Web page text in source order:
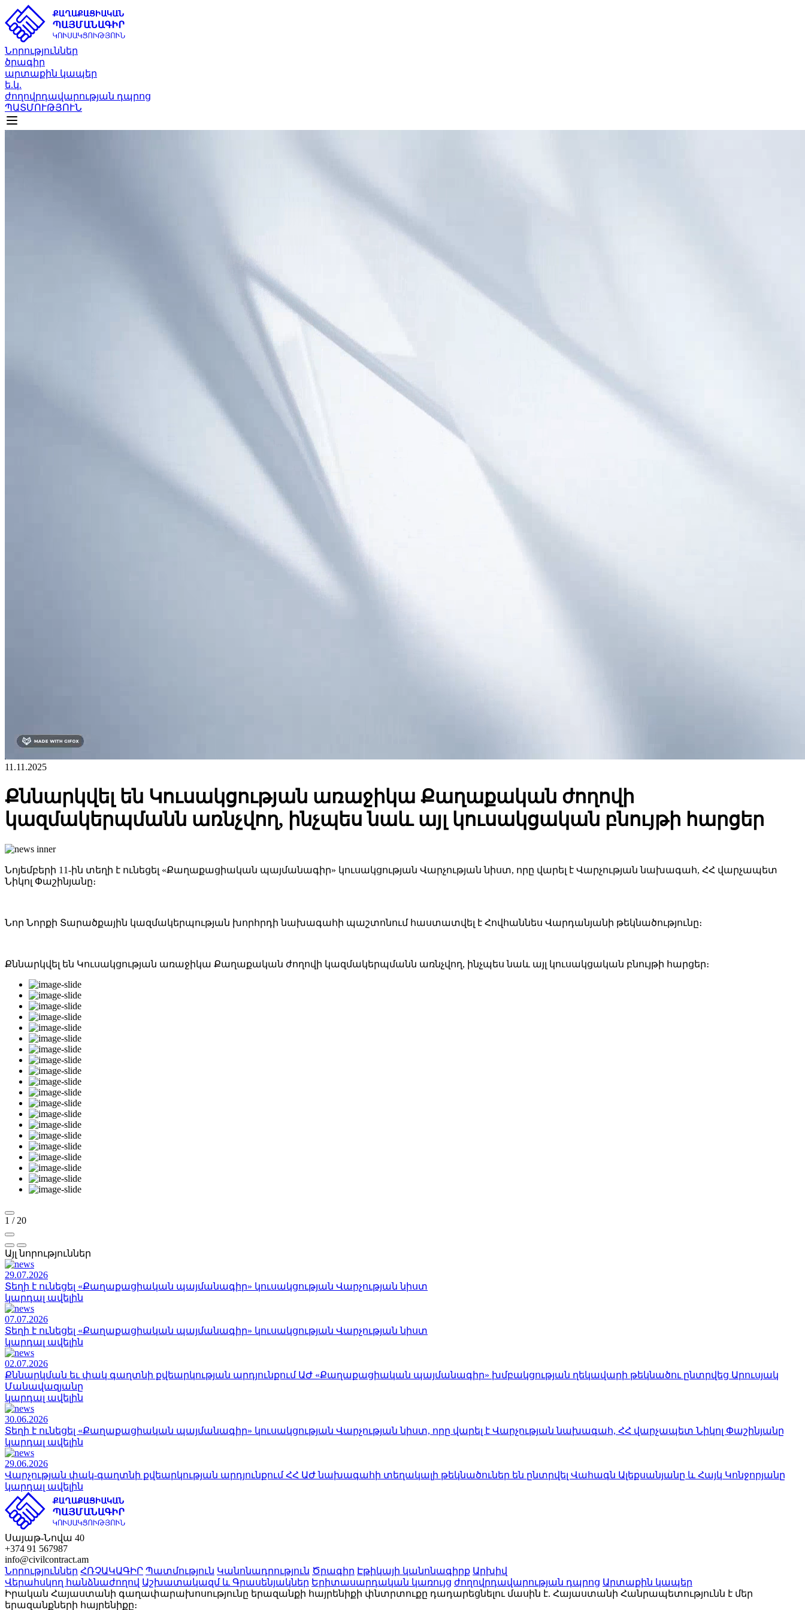
Նորություններ
ծրագիր
արտաքին կապեր
ե.կ.
ժողովրդավարության դպրոց
ՊԱՏՄՈՒԹՅՈՒՆ
11.11.2025
Քննարկվել են Կուսակցության առաջիկա Քաղաքական ժողովի
կազմակերպմանն առնչվող, ինչպես նաև այլ կուսակցական բնույթի հարցեր
Նոյեմբերի 11-ին տեղի է ունեցել «Քաղաքացիական պայմանագիր» կուսակցության Վարչության նիստ, որը վարել է Վարչության նախագահ, ՀՀ վարչապետ
Նիկոլ Փաշինյանը։
Նոր Նորքի Տարածքային կազմակերպության խորհրդի նախագահի պաշտոնում հաստատվել է Հովհաննես Վարդանյանի թեկնածությունը։
Քննարկվել են Կուսակցության առաջիկա Քաղաքական ժողովի կազմակերպմանն առնչվող, ինչպես նաև այլ կուսակցական բնույթի հարցեր։
1 / 20
Այլ նորություններ
29.07.2026
Տեղի է ունեցել «Քաղաքացիական պայմանագիր» կուսակցության Վարչության նիստ
կարդալ ավելին
07.07.2026
Տեղի է ունեցել «Քաղաքացիական պայմանագիր» կուսակցության Վարչության նիստ
կարդալ ավելին
02.07.2026
Քննարկման եւ փակ գաղտնի քվեարկության արդյունքում ԱԺ «Քաղաքացիական պայմանագիր» խմբակցության ղեկավարի թեկնածու ընտրվեց Արուսյակ
Մանավազյանը
կարդալ ավելին
30.06.2026
Տեղի է ունեցել «Քաղաքացիական պայմանագիր» կուսակցության Վարչության նիստ, որը վարել է Վարչության նախագահ, ՀՀ վարչապետ Նիկոլ Փաշինյանը
կարդալ ավելին
29.06.2026
Վարչության փակ-գաղտնի քվեարկության արդյունքում ՀՀ ԱԺ նախագահի տեղակալի թեկնածուներ են ընտրվել Վահագն Ալեքսանյանը և Հայկ Կոնջորյանը
կարդալ ավելին
Սայաթ-Նովա 40
+374 91 567987
info@civilcontract.am
Նորություններ ՀՌՉԱԿԱԳԻՐ Պատմություն Կանոնադրություն Ծրագիր Էթիկայի կանոնագիրք Արխիվ
Վերահսկող հանձնաժողով Աշխատակազմ և Գրասենյակներ Երիտասարդական կառույց ժողովրդավարության դպրոց Արտաքին կապեր
Իրական Հայաստանի գաղափարախոսությունը երազանքի հայրենիքի փնտրտուքը դադարեցնելու մասին է. Հայաստանի Հանրապետությունն է մեր
երազանքների հայրենիքը։